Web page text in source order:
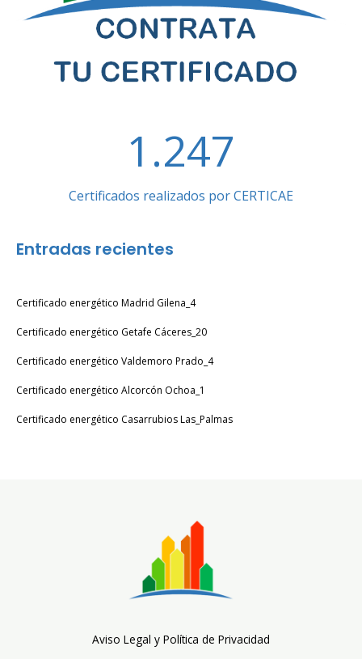
1.247
Certificados realizados por CERTICAE
Entradas recientes
Certificado energético Madrid Gilena_4
Certificado energético Getafe Cáceres_20
Certificado energético Valdemoro Prado_4
Certificado energético Alcorcón Ochoa_1
Certificado energético Casarrubios Las_Palmas
Aviso Legal y Política de Privacidad